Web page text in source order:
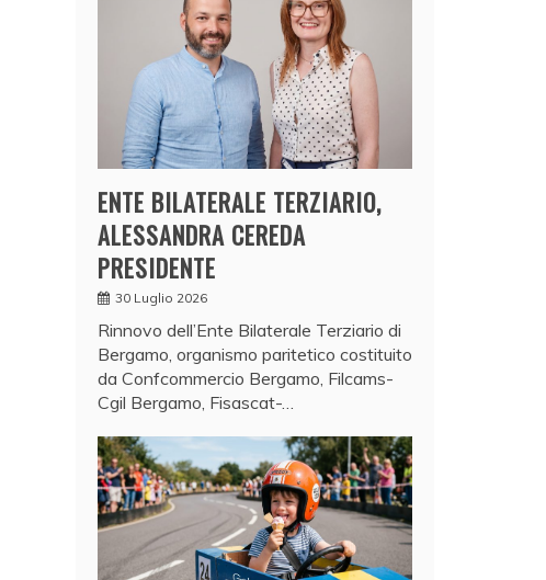
ENTE BILATERALE TERZIARIO,
ALESSANDRA CEREDA
PRESIDENTE
30 Luglio 2026
Rinnovo dell’Ente Bilaterale Terziario di
Bergamo, organismo paritetico costituito
da Confcommercio Bergamo, Filcams-
Cgil Bergamo, Fisascat-…